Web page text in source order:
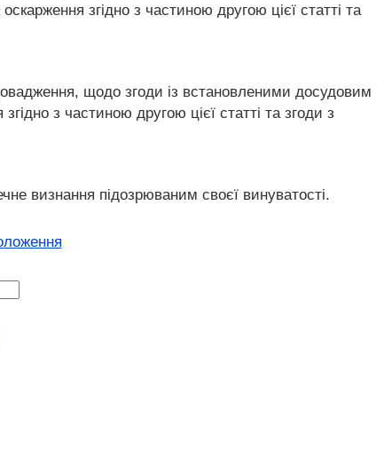
згідно з частиною другою цієї статті та
щодо згоди із встановленими досудовим
з частиною другою цієї статті та згоди з
визнання підозрюваним своєї винуватості.